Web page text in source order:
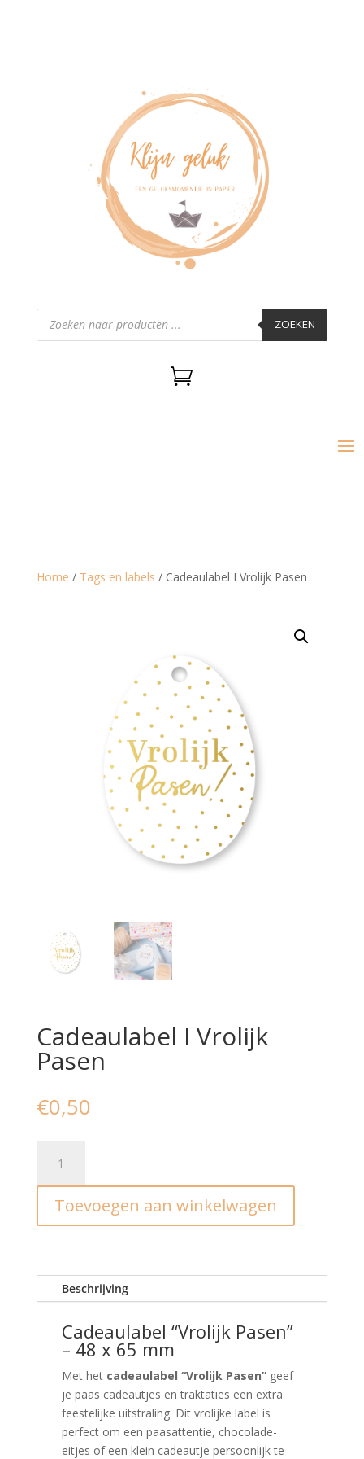
Producten
zoeken ZOEKEN

Home / Tags en labels / Cadeaulabel I Vrolijk Pasen
Cadeaulabel I Vrolijk
Pasen
€0,50
Vrolijk
Pasen
aantal
Toevoegen aan winkelwagen
Beschrijving
Cadeaulabel “Vrolijk Pasen”
– 48 x 65 mm
Met het cadeaulabel “Vrolijk Pasen”geef
je paas cadeautjes en traktaties een extra
feestelijke uitstraling. Dit vrolijke label is
perfect om een paasattentie, chocolade-
eitjes of een klein cadeautje persoonlijk te